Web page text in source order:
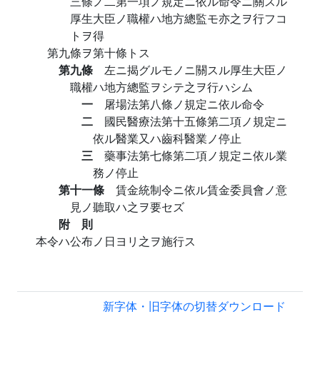
厚生大臣ノ職權ハ地方總監モ亦之ヲ行フコ
トヲ得
第九條ヲ第十條トス
第九條 左ニ揭グルモノニ關スル厚生大臣ノ
職權ハ地方總監ヲシテ之ヲ行ハシム
一 屠場法第八條ノ規定ニ依ル命令
二 國民醫療法第十五條第二項ノ規定ニ
依ル醫業又ハ齒科醫業ノ停止
三 藥事法第七條第二項ノ規定ニ依ル業
務ノ停止
第十一條 賃金統制令ニ依ル賃金委員會ノ意
見ノ聽取ハ之ヲ要セズ
附 則
本令ハ公布ノ日ヨリ之ヲ施行ス
新字体・旧字体の切替ダウンロード